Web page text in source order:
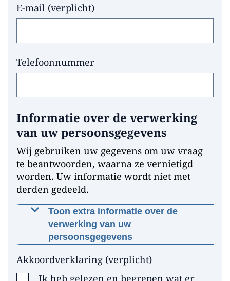
E-mail (verplicht)
Telefoonnummer
Informatie over de verwerking
van uw persoonsgegevens
Wij gebruiken uw gegevens om uw vraag
te beantwoorden, waarna ze vernietigd
worden. Uw informatie wordt niet met
derden gedeeld.
Toon extra informatie over de
verwerking van uw
persoonsgegevens
gevraagd?
Akkoordverklaring (verplicht)
Ik heb gelezen en begrepen wat er